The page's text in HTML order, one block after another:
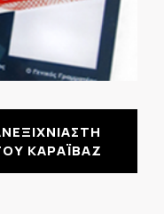
ΚΑΡΑΪΒΑΖ